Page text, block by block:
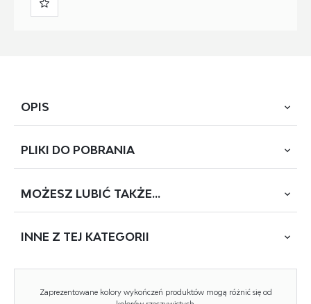
OPIS
łóżko z pojemnikiem na pościel, materiał: tkanina - velvet /
materac POLARIS 160 lub SYRIUSZ 160
PLIKI DO POBRANIA
CONTINENTAL
Zaprezentowane kolory wykończeń produktów mogą różnić się od
MOŻESZ LUBIĆ TAKŻE...
INNE Z TEJ KATEGORII